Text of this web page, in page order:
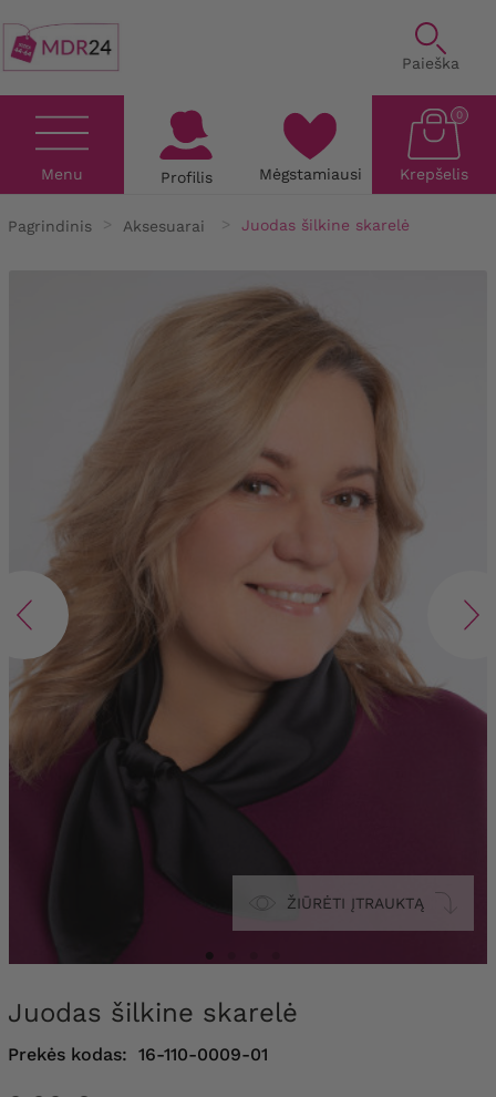
Paieška
Menu Profilis Mėgstamiausi Krepšelis
0
Pagrindinis Aksesuarai Juodas šilkine skarelė
ŽIŪRĖTI ĮTRAUKTĄ
Juodas šilkine skarelė
Prekės kodas: 16-110-0009-01